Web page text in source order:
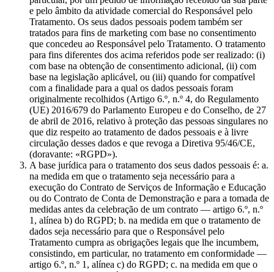
e pelo âmbito da atividade comercial do Responsável pelo
Tratamento. Os seus dados pessoais podem também ser
tratados para fins de marketing com base no consentimento
que concedeu ao Responsável pelo Tratamento. O tratamento
para fins diferentes dos acima referidos pode ser realizado: (i)
com base na obtenção de consentimento adicional, (ii) com
base na legislação aplicável, ou (iii) quando for compatível
com a finalidade para a qual os dados pessoais foram
originalmente recolhidos (Artigo 6.º, n.º 4, do Regulamento
(UE) 2016/679 do Parlamento Europeu e do Conselho, de 27
de abril de 2016, relativo à proteção das pessoas singulares no
que diz respeito ao tratamento de dados pessoais e à livre
circulação desses dados e que revoga a Diretiva 95/46/CE,
(doravante: «RGPD»).
A base jurídica para o tratamento dos seus dados pessoais é: a.
na medida em que o tratamento seja necessário para a
execução do Contrato de Serviços de Informação e Educação
ou do Contrato de Conta de Demonstração e para a tomada de
medidas antes da celebração de um contrato — artigo 6.º, n.º
1, alínea b) do RGPD; b. na medida em que o tratamento de
dados seja necessário para que o Responsável pelo
Tratamento cumpra as obrigações legais que lhe incumbem,
consistindo, em particular, no tratamento em conformidade —
artigo 6.º, n.º 1, alínea c) do RGPD; c. na medida em que o